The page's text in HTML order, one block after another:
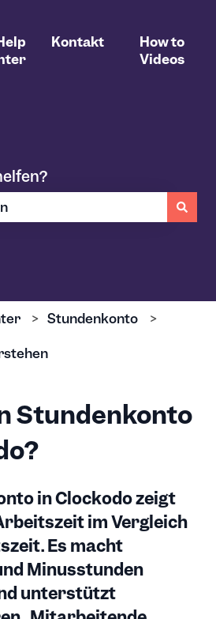
Kontakt
How to
Videos
Stundenkonto
Stundenkonto
in Clockodo zeigt
im Vergleich
Es macht
Minusstunden
unterstützt